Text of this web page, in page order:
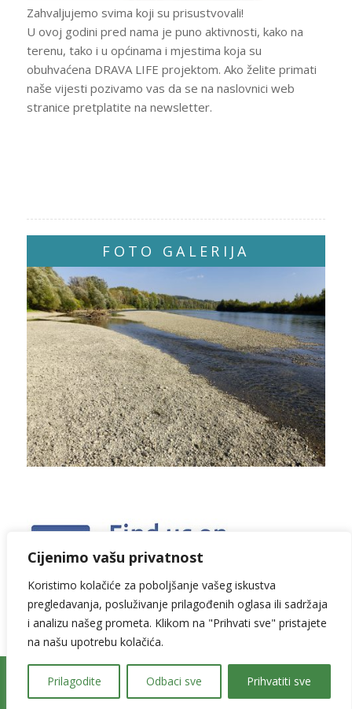
Cijenimo vašu privatnost
Koristimo kolačiće za poboljšanje vašeg iskustva
pregledavanja, posluživanje prilagođenih oglasa ili sadržaja
i analizu našeg prometa. Klikom na "Prihvati sve" pristajete
na našu upotrebu kolačića.
Prilagodite Odbaci sve Prihvatiti sve
Zahvaljujemo svima koji su prisustvovali!
U ovoj godini pred nama je puno aktivnosti, kako na
terenu, tako i u općinama i mjestima koja su
obuhvaćena DRAVA LIFE projektom. Ako želite primati
naše vijesti pozivamo vas da se na naslovnici web
stranice pretplatite na newsletter.
FOTO GALERIJA
Copyright © 2026. All Rights Reserved byWWF
Izjava o privatnosti